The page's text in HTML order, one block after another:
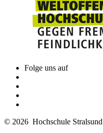
Folge uns auf
© 2026 Hochschule Stralsund